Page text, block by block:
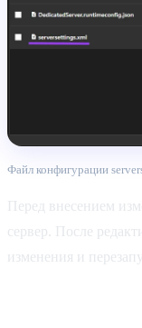
Файл конфигурации
Перед внесением
сервер. После
изменения и